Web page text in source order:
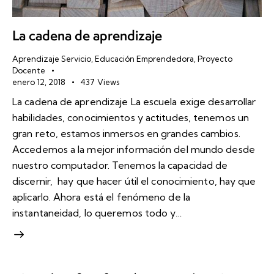
La cadena de aprendizaje
Aprendizaje Servicio Educación Emprendedora Proyecto
Docente
enero 12, 2018
437 Views
La cadena de aprendizaje La escuela exige desarrollar
habilidades, conocimientos y actitudes, tenemos un
gran reto, estamos inmersos en grandes cambios.
Accedemos a la mejor información del mundo desde
nuestro computador. Tenemos la capacidad de
discernir, hay que hacer útil el conocimiento, hay que
aplicarlo. Ahora está el fenómeno de la
instantaneidad, lo queremos todo y…